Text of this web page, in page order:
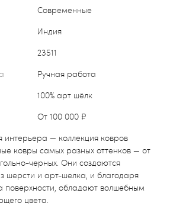
Современные
Индия
23511
Ручная работа
100% арт шёлк
от 100 000 ₽
интерьера — коллекция ковров
ковры самых разных оттенков — от
черных. Они создаются
шерсти и арт-шелка, и благодаря
поверхности, обладают волшебным
цвета.